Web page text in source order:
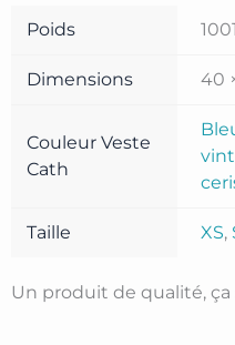
Poids
Dimensions 40
Couleur Veste
Cath
Taille XS,
Un produit de qualité, ça